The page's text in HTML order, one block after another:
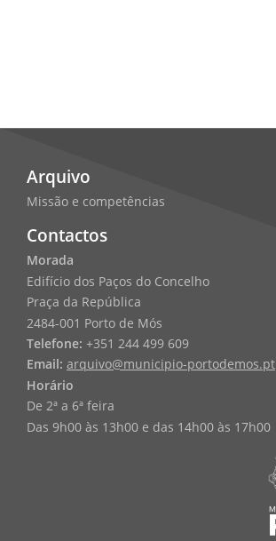
Arquivo
Missão e competências
Contactos
Morada
Edifício dos Paços do Concelho
Praça da República
2484-001 Porto de Mós
Telefone: +351 244 499 609
Email: arquivo@municipio-portodemos.pt
Horário
De 2ª a 6ª feira
Das 9h00 às 13h00 e das 14h00 às 17h00